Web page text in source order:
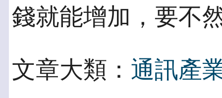
錢就能增加，要不
文章大類： 通訊產